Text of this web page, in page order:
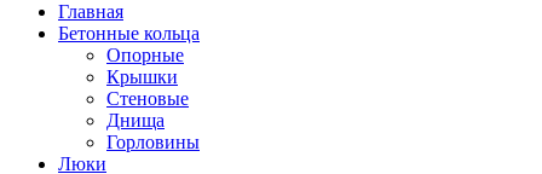
Главная
Бетонные кольца
Опорные
Крышки
Стеновые
Днища
Горловины
Люки